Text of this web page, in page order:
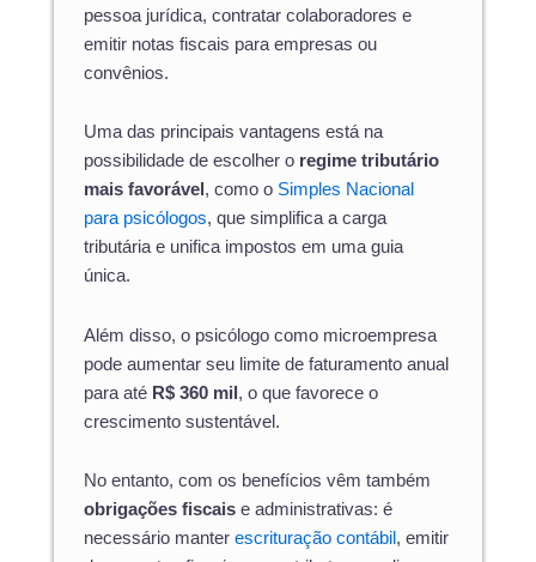
pessoa jurídica, contratar colaboradores e
emitir notas fiscais para empresas ou
convênios.
Uma das principais vantagens está na
possibilidade de escolher o regime tributário
mais favorável , como o Simples Nacional
para psicólogos, que simplifica a carga
tributária e unifica impostos em uma guia
única.
Além disso, o psicólogo como microempresa
pode aumentar seu limite de faturamento anual
para até R$ 360 mil , o que favorece o
crescimento sustentável.
No entanto, com os benefícios vêm também
obrigações fiscais e administrativas: é
necessário manter escrituração contábil , emitir